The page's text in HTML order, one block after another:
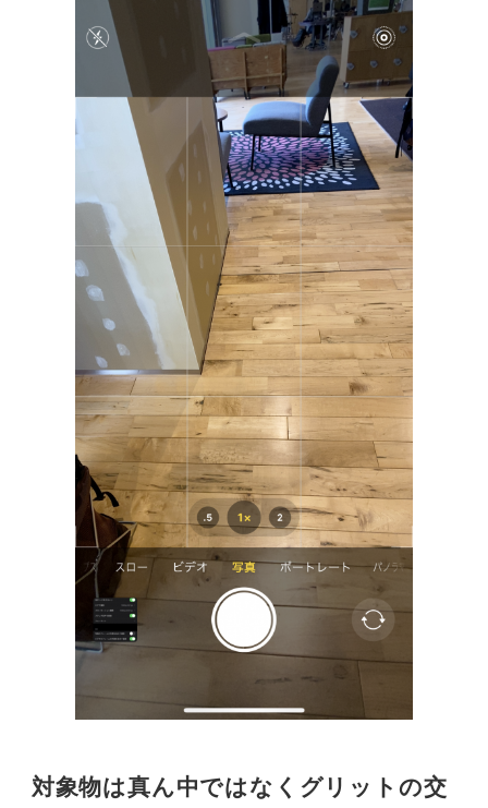
対象物は真ん中ではなくグリットの交